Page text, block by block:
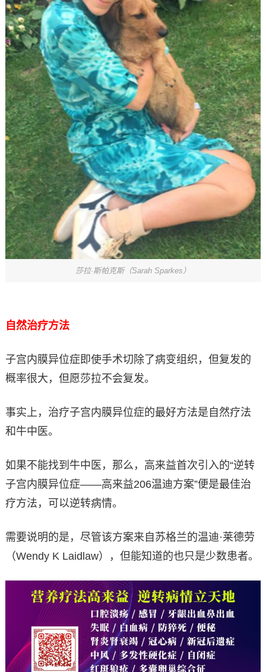
莎拉·斯帕克斯（Sarah Sparkes）
自然治疗方法
子宫内膜异位症即使手术切除了病变组织，但复发的
概率很大，但愿莎拉不会复发。
事实上，治疗子宫内膜异位症的最好方法是自然疗法
和牛中医。
如果不能找到牛中医，那么，高来益首次引入的“逆转
子宫内膜异位症——高来益206温迪方案”便是最佳治
疗方法，可以逆转病情。
需要说明的是，尽管该方案来自苏格兰的温迪·莱德劳
（Wendy K Laidlaw），但能知道的也只是少数患者。